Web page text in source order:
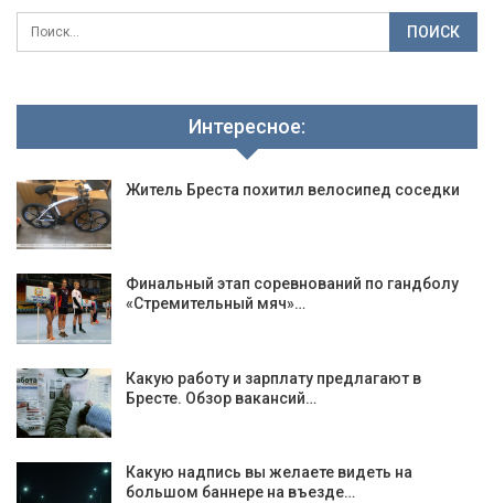
Интересное:
Житель Бреста похитил велосипед соседки
Финальный этап соревнований по гандболу
«Стремительный мяч»…
Какую работу и зарплату предлагают в
Бресте. Обзор вакансий…
Какую надпись вы желаете видеть на
большом баннере на въезде…